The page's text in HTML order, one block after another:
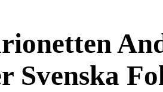
Svenska